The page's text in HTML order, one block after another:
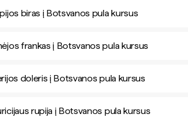
biras į Botsvanos pula kursus
frankas į Botsvanos pula kursus
doleris į Botsvanos pula kursus
rupija į Botsvanos pula kursus